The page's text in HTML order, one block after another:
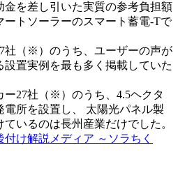
金を差し引いた実質の参考負担額
ートソーラーのスマート蓄電-Tで
社（※）のうち、ユーザーの声が
置実例を最も多く掲載していた
ー27社（※）のうち、4.5ヘクタ
所を設置し、 太陽光パネル製
いるのは長州産業だけでした。